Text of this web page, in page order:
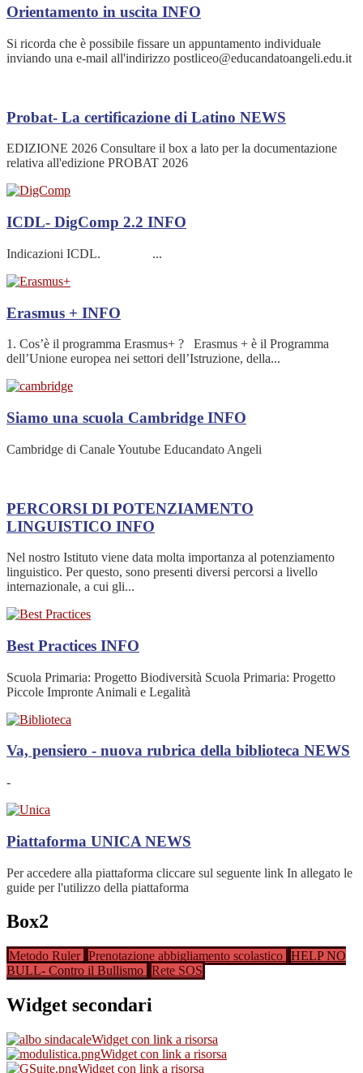
Orientamento in uscita INFO
Si ricorda che è possibile fissare un appuntamento individuale
inviando una e-mail all'indirizzo postliceo@educandatoangeli.edu.it
Probat- La certificazione di Latino NEWS
EDIZIONE 2026 Consultare il box a lato per la documentazione
relativa all'edizione PROBAT 2026
ICDL- DigComp 2.2 INFO
Indicazioni ICDL. ...
Erasmus + INFO
1. Cos’è il programma Erasmus+ ? Erasmus + è il Programma
dell’Unione europea nei settori dell’Istruzione, della...
Siamo una scuola Cambridge INFO
Cambridge di Canale Youtube Educandato Angeli
PERCORSI DI POTENZIAMENTO
LINGUISTICO INFO
Nel nostro Istituto viene data molta importanza al potenziamento
linguistico. Per questo, sono presenti diversi percorsi a livello
internazionale, a cui gli...
Best Practices INFO
Scuola Primaria: Progetto Biodiversità Scuola Primaria: Progetto
Piccole Impronte Animali e Legalità
Va, pensiero - nuova rubrica della biblioteca NEWS
-
Piattaforma UNICA NEWS
Per accedere alla piattaforma cliccare sul seguente link In allegato le
guide per l'utilizzo della piattaforma
Box2
Metodo Ruler Prenotazione abbigliamento scolastico HELP NO
BULL- Contro il Bullismo Rete SOS
Widget secondari
Widget con link a risorsa
Widget con link a risorsa
Widget con link a risorsa